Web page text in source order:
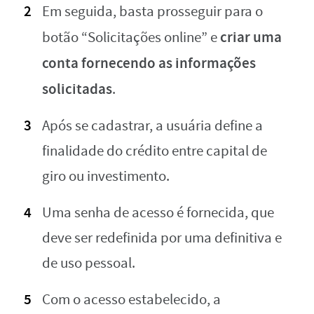
Em seguida, basta prosseguir para o
botão “Solicitações online” ecriar uma
conta fornecendo as informações
solicitadas.
Após se cadastrar, a usuária define a
finalidade do crédito entre capital de
giro ou investimento.
Uma senha de acesso é fornecida, que
deve ser redefinida por uma definitiva e
de uso pessoal.
Com o acesso estabelecido, a